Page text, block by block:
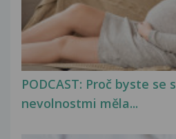
PODCAST: Proč byste
nevolnostmi měla...